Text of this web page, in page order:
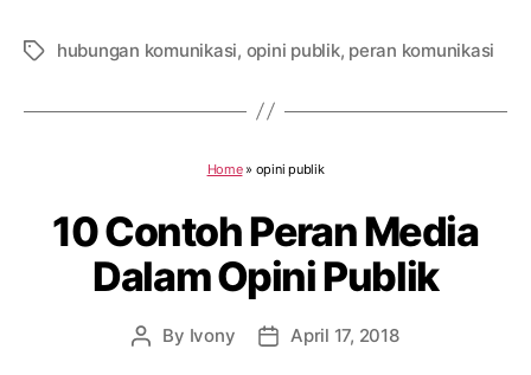
Tagshubungan komunikasi, opini publik, peran komunikasi
Home» opini publik
10 Contoh Peran Media
Dalam Opini Publik
Post
By Ivony
PostApril 17, 2018